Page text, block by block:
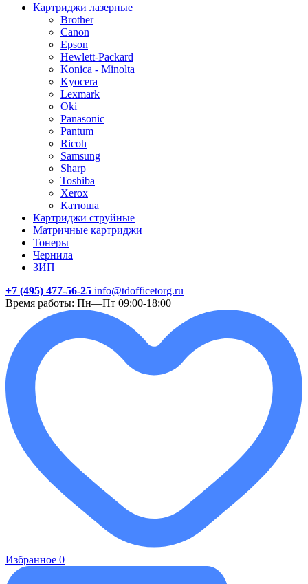
Картриджи лазерные
Brother
Canon
Epson
Hewlett-Packard
Konica - Minolta
Kyocera
Lexmark
Oki
Panasonic
Pantum
Ricoh
Samsung
Sharp
Toshiba
Xerox
Катюша
Картриджи струйные
Матричные картриджи
Тонеры
Чернила
ЗИП
+7 (495) 477-56-25 info@tdofficetorg.ru
Время работы: Пн—Пт 09:00-18:00
Избранное 0